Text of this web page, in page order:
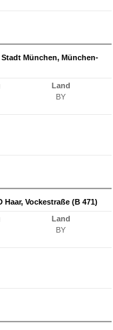
München, München-
Land
BY
Vockestraße (B 471)
Land
BY